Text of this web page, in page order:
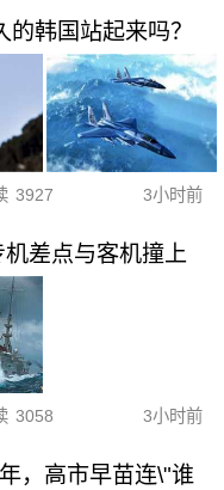
韩国站起来吗？
3927 3小时前
差点与客机撞上
3058 3小时前
，高市早苗连\"谁